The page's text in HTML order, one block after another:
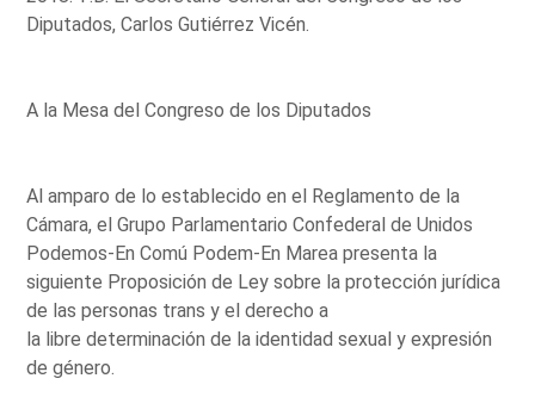
Diputados, Carlos Gutiérrez Vicén.
A la Mesa del Congreso de los Diputados
Al amparo de lo establecido en el Reglamento de la
Cámara, el Grupo Parlamentario Confederal de Unidos
Podemos-En Comú Podem-En Marea presenta la
siguiente Proposición de Ley sobre la protección jurídica
de las personas trans y el derecho a
la libre determinación de la identidad sexual y expresión
de género.